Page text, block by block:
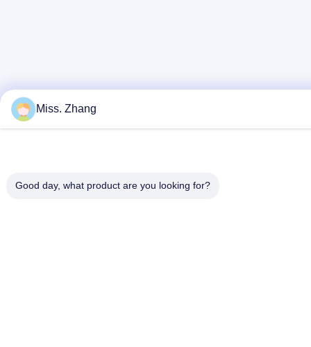
Miss. Zhang
Good day, what product are you looking for?